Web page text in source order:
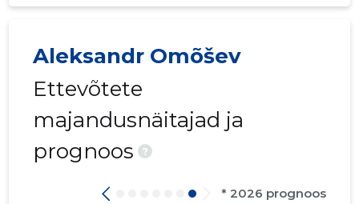
Aleksandr Omõšev
Ettevõtete
majandusnäitajad ja
prognoos
?
* 2026 prognoos